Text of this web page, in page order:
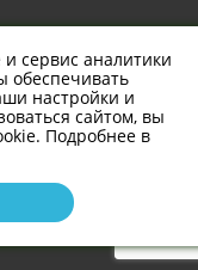
сервис аналитики
обеспечивать
настройки и
сайтом, вы
Подробнее в